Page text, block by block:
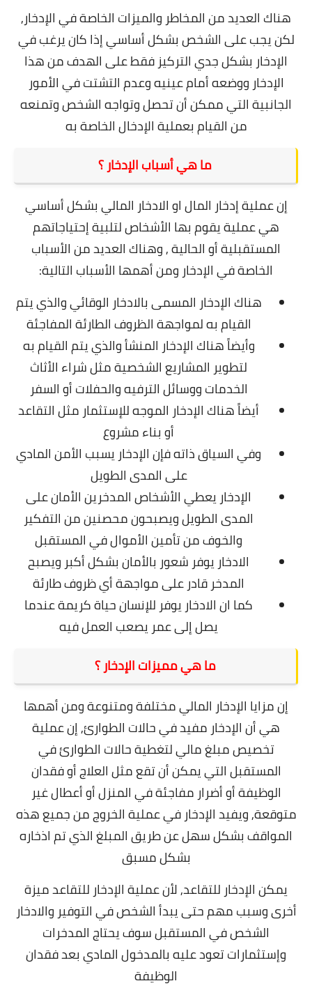
هناك العديد من المخاطر والميزات الخاصة في الإدخار,
لكن يجب على الشخص بشكل أساسي إذا كان يرغب في
الإدخار بشكل جدي التركيز فقط على الهدف من هذا
الإدخار ووضعه أمام عينيه وعدم التشتت في الأمور
الجانبية التي ممكن أن تحصل وتواجه الشخص وتمنعه
من القيام بعملية الإدخال الخاصة به
ما هي أسباب الإدخار ؟
إن عملية إدخار المال او الادخار المالي بشكل أساسي
هي عملية يقوم بها الأشخاص لتلبية إحتياجاتهم
المستقبلية أو الحالية , وهناك العديد من الأسباب
الخاصة في الإدخار ومن أهمها الأسباب التالية:
هناك الإدخار المسمى بالادخار الوقائيوالذي يتم
القيام به لمواجهة الظروف الطارئة المفاجئة
وأيضاً هناك الإدخار المنشأوالذي يتم القيام به
لتطوير المشاريع الشخصية مثل شراء الأثاث
الخدمات ووسائل الترفيه والحفلات أو السفر
أيضاً هناك الإدخار الموجه للإستثمار مثل التقاعد
أو بناء مشروع
وفي السياق ذاته فإن الإدخار يسبب الأمن المادي
على المدى الطويل
الإدخار يعطي الأشخاص المدخرين الأمان على
المدى الطويل ويصبحون محصنين من التفكير
والخوف من تأمين الأموال في المستقبل
الادخار يوفر شعور بالأمان بشكل أكبر ويصبح
المدخر قادر على مواجهة أي ظروف طارئة
كما ان الادخار يوفر للإنسان حياة كريمة عندما
يصل إلى عمر يصعب العمل فيه
ما هي مميزات الإدخار ؟
إن مزايا الإدخار المالي مختلفة ومتنوعة ومن أهمها
هي أن الإدخار مفيد في حالات الطوارئ,إن عملية
تخصيص مبلغ مالي لتغطية حالات الطوارئ في
المستقبل التي يمكن أن تقع مثل العلاج أو فقدان
الوظيفة أو أضرار مفاجئة في المنزل أو أعطال غير
متوقعة, ويفيد الإدخار في عملية الخروج من جميع هذه
المواقف بشكل سهل عن طريق المبلغ الذي تم اذخاره
بشكل مسبق
يمكن الإدخار للتقاعد, لأنعملية الإدخار للتقاعد ميزة
أخرى وسبب مهم حتى يبدأ الشخص في التوفير والادخار
الشخص في المستقبل سوف يحتاج المدخرات
وإستثمارات تعود عليه بالمدخول المادي بعد فقدان
الوظيفة